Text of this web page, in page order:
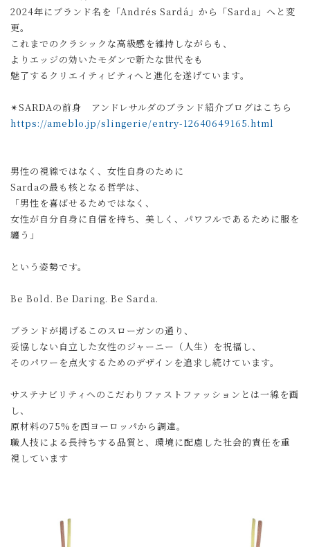
2024年にブランド名を「Andrés Sardá」から「Sarda」へと変
更。
これまでのクラシックな高級感を維持しながらも、
よりエッジの効いたモダンで新たな世代をも
魅了するクリエイティビティへと進化を遂げています。
✴︎SARDAの前身 アンドレサルダのブランド紹介ブログはこちら
https://ameblo.jp/slingerie/entry-12640649165.html
男性の視線ではなく、女性自身のために
Sardaの最も核となる哲学は、
「男性を喜ばせるためではなく、
女性が自分自身に自信を持ち、美しく、パワフルであるために服を
纏う」
という姿勢です。
Be Bold. Be Daring. Be Sarda.
ブランドが掲げるこのスローガンの通り、
妥協しない自立した女性のジャーニー（人生）を祝福し、
そのパワーを点火するためのデザインを追求し続けています。
サステナビリティへのこだわりファストファッションとは一線を画
し、
原材料の75%を西ヨーロッパから調達。
職人技による長持ちする品質と、環境に配慮した社会的責任を重
視しています